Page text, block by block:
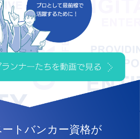
トバンカー資格が